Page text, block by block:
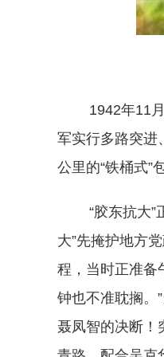
1942年11月，
军实行多路突进
公里的“铁桶式”
“胶东抗大”正
大”先掩护地方
程，当时正准备
钟也不准耽搁。
聂凤智的决断！